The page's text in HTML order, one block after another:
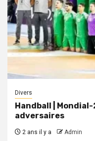
Divers
Handball | Mondial-
adversaires
2 ans il y a Admin